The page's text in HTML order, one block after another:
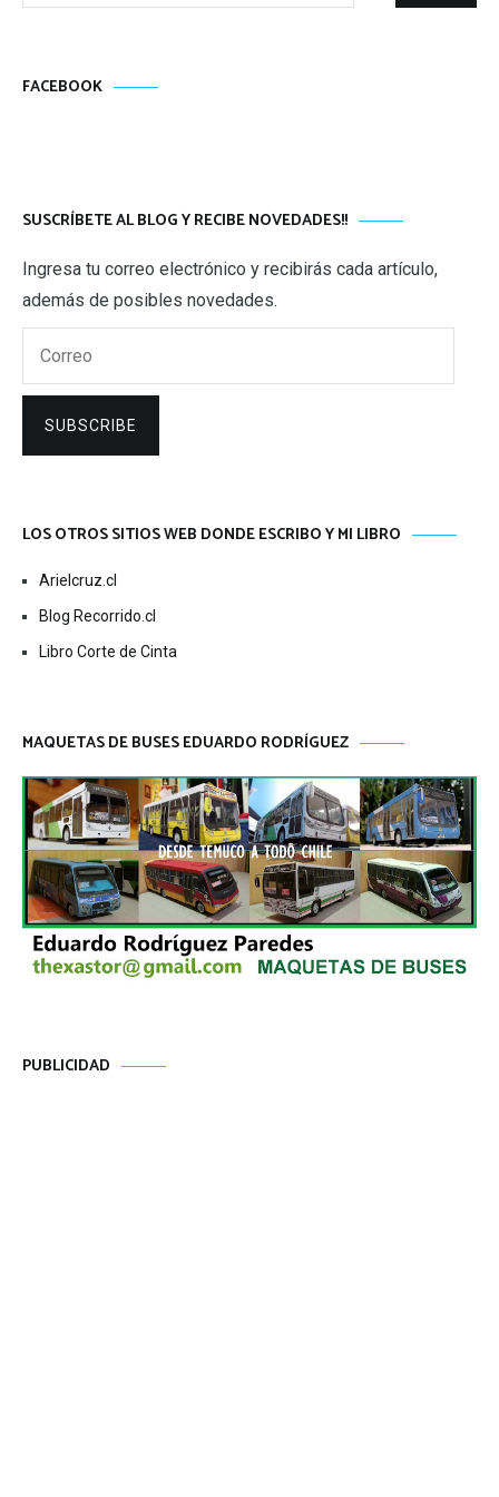
FACEBOOK
SUSCRÍBETE AL BLOG Y RECIBE NOVEDADES!!
Ingresa tu correo electrónico y recibirás cada artículo,
además de posibles novedades.
SUBSCRIBE
LOS OTROS SITIOS WEB DONDE ESCRIBO Y MI LIBRO
Arielcruz.cl
Blog Recorrido.cl
Libro Corte de Cinta
MAQUETAS DE BUSES EDUARDO RODRÍGUEZ
PUBLICIDAD